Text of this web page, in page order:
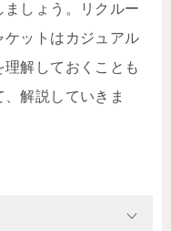
しょう。リクルー
ケットはカジュアル
解しておくことも
解説していきま